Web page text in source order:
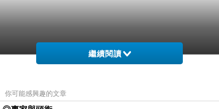
繼續閱讀
你可能感興趣的文章